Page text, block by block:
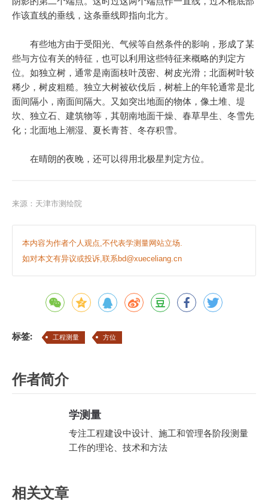
作该直线的垂线，这条垂线即指向北方。
有些地方由于受阳光、气候等自然条件的影响，形成了某
些与方位有关的特征，也可以利用这些特征来概略的判定方
位。如独立树，通常是南面枝叶茂密、树皮光滑；北面树叶较
稀少，树皮粗糙。独立大树被砍伐后，树桩上的年轮通常是北
面间隔小，南面间隔大。又如突出地面的物体，像土堆、堤
坎、独立石、建筑物等，其朝南地面干燥、春草早生、冬雪先
化；北面地上潮湿、夏长青苔、冬存积雪。
在晴朗的夜晚，还可以得用北极星判定方位。
来源： 天津市测绘院
本内容为作者个人观点,不代表学测量网站立场.
如对本文有异议或投诉,联系bd@xueceliang.cn
标签: 工程测量 方位
作者简介
学测量
专注工程建设中设计、施工和管理各阶段测量
工作的理论、技术和方法
相关文章